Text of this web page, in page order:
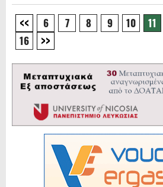
6 7 8 9 10 11
16